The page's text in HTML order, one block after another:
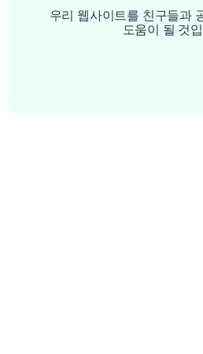
우리 웹사이트를 친구들과
도움이 될 것